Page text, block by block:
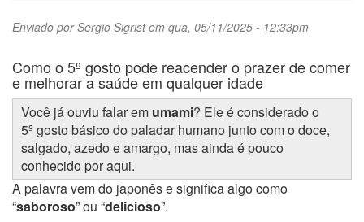
Enviado porSergio Sigristem qua, 05/11/2025 - 12:33pm
Como o 5º gosto pode reacender o prazer de comer
e melhorar a saúde em qualquer idade
Você já ouviu falar em umami? Ele é considerado o
5º gosto básico do paladar humano junto com o doce,
salgado, azedo e amargo, mas ainda é pouco
conhecido por aqui.
A palavra vem do japonês e significa algo como
“saboroso” ou “delicioso”.